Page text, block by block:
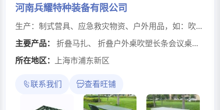
河南兵耀特种装备有限公司
生产：制式营具、应急救灾物资、户外用品，如：吹塑桌/椅 钢塑床 / 龙骨床 / 马扎 / 作训椅 / 多功能写字椅 / 折叠桌椅 / 帐篷 / 行军床 / 露营装备/应急救灾物资等等...
主要产品：
折叠马扎、 折叠户外桌吹塑长条会议桌摆摊专用学习桌便携式塑料桌
所在地区： 上海市浦东新区
联系我们 查看旺铺